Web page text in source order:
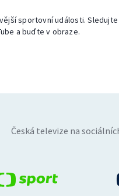
sportovní události. Sledujte
a buďte v obraze.
Česká televize na